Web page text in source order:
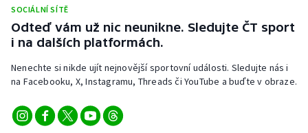
Stolní tenis
Triatlon
Veslování
Vodní slalom
SOCIÁLNÍ SÍTĚ
Odteď vám už nic neunikne. Sledujte ČT sport
i na dalších platformách.
Nenechte si nikde ujít nejnovější sportovní události. Sledujte nás i
na Facebooku, X, Instagramu, Threads či YouTube a buďte v obraze.